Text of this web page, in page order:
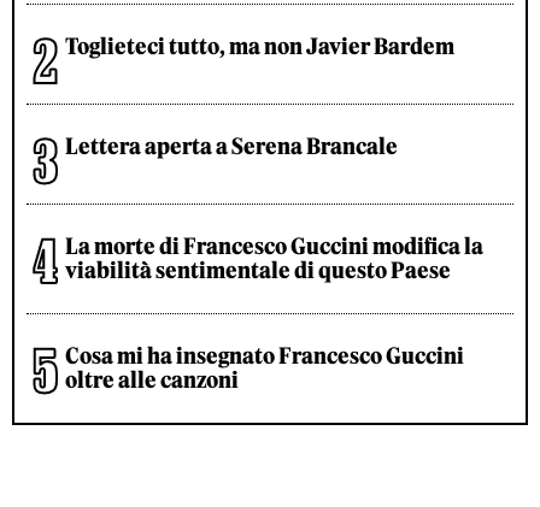
Toglieteci tutto, ma non Javier Bardem
Lettera aperta a Serena Brancale
La morte di Francesco Guccini modifica la
viabilità sentimentale di questo Paese
Cosa mi ha insegnato Francesco Guccini
oltre alle canzoni